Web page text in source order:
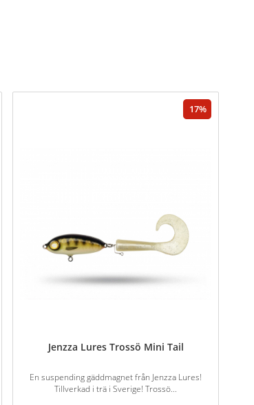
17
Jenzza Lures Trossö Mini Tail
En suspending gäddmagnet från Jenzza Lures!
Tillverkad i trä i Sverige! Trossö...